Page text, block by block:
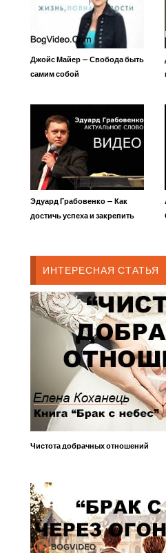
Джойс Майер — Свобода быть
самим собой
Эдуард Грабовенко — Как
достичь успеха и закрепить
ИНТЕРЕСНАЯ СТАТЬЯ
Чистота добрачных отношений